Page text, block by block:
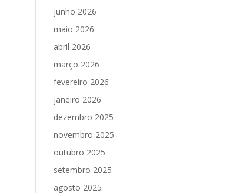
junho 2026
maio 2026
abril 2026
março 2026
fevereiro 2026
janeiro 2026
dezembro 2025
novembro 2025
outubro 2025
setembro 2025
agosto 2025